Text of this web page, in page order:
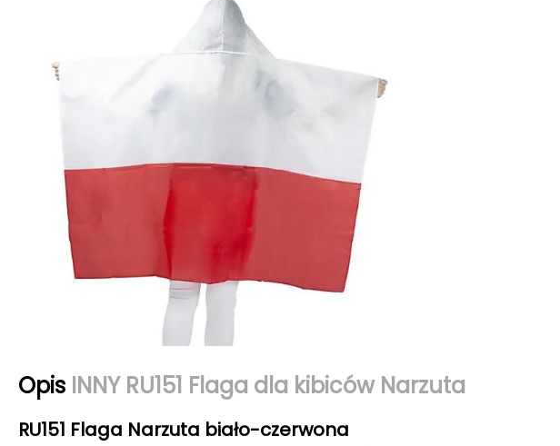
Opis INNY RU151 Flaga dla kibiców Narzuta
RU151 Flaga Narzuta biało-czerwona